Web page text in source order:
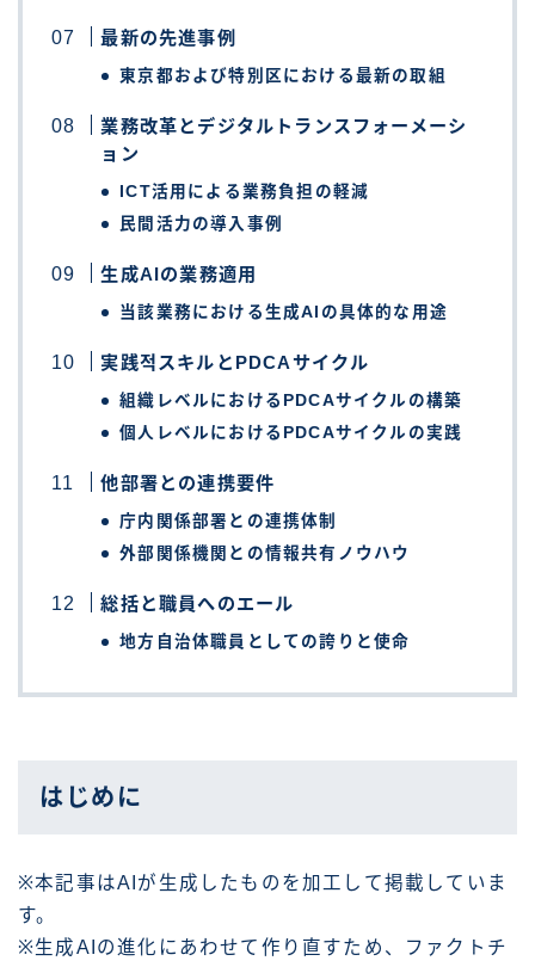
最新の先進事例
東京都および特別区における最新の取組
業務改革とデジタルトランスフォーメーシ
ョン
ICT活用による業務負担の軽減
民間活力の導入事例
生成AIの業務適用
当該業務における生成AIの具体的な用途
実践적スキルとPDCAサイクル
組織レベルにおけるPDCAサイクルの構築
個人レベルにおけるPDCAサイクルの実践
他部署との連携要件
庁内関係部署との連携体制
外部関係機関との情報共有ノウハウ
総括と職員へのエール
地方自治体職員としての誇りと使命
はじめに
※本記事はAIが生成したものを加工して掲載していま
す。
※生成AIの進化にあわせて作り直すため、ファクトチ